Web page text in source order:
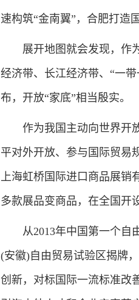
速构筑“金南翼”，合肥打造
展开地图就会发现，作为
经济带、长江经济带、“一
布，开放“家底”相当殷实。
作为我国主动向世界开放
平对外开放、参与国际贸易
上海虹桥国际进口商品展销
多款展品变商品，在全国开
从2013年中国第一个自
(安徽)自由贸易试验区揭牌
创新，对标国际一流标准改